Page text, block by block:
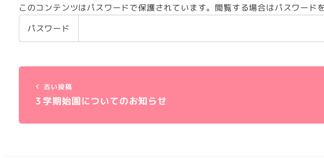
このコンテンツはパスワードで保護されています。閲覧する場合はパスワード
パスワード
古い投稿
３学期始園についてのお知らせ